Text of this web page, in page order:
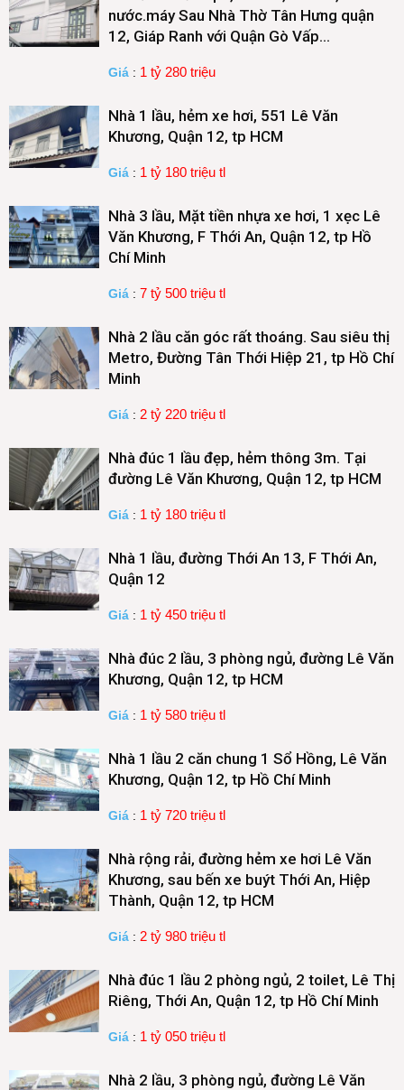
nước.máy Sau Nhà Thờ Tân Hưng quận
12, Giáp Ranh với Quận Gò Vấp…
Giá : 1 tỷ 280 triệu
Nhà 1 lầu, hẻm xe hơi, 551 Lê Văn
Khương, Quận 12, tp HCM
Giá : 1 tỷ 180 triệu tl
Nhà 3 lầu, Mặt tiền nhựa xe hơi, 1 xẹc Lê
Văn Khương, F Thới An, Quận 12, tp Hồ
Chí Minh
Giá : 7 tỷ 500 triệu tl
Nhà 2 lầu căn góc rất thoáng. Sau siêu thị
Metro, Đường Tân Thới Hiệp 21, tp Hồ Chí
Minh
Giá : 2 tỷ 220 triệu tl
Nhà đúc 1 lầu đẹp, hẻm thông 3m. Tại
đường Lê Văn Khương, Quận 12, tp HCM
Giá : 1 tỷ 180 triệu tl
Nhà 1 lầu, đường Thới An 13, F Thới An,
Quận 12
Giá : 1 tỷ 450 triệu tl
Nhà đúc 2 lầu, 3 phòng ngủ, đường Lê Văn
Khương, Quận 12, tp HCM
Giá : 1 tỷ 580 triệu tl
Nhà 1 lầu 2 căn chung 1 Sổ Hồng, Lê Văn
Khương, Quận 12, tp Hồ Chí Minh
Giá : 1 tỷ 720 triệu tl
Nhà rộng rải, đường hẻm xe hơi Lê Văn
Khương, sau bến xe buýt Thới An, Hiệp
Thành, Quận 12, tp HCM
Giá : 2 tỷ 980 triệu tl
Nhà đúc 1 lầu 2 phòng ngủ, 2 toilet, Lê Thị
Riêng, Thới An, Quận 12, tp Hồ Chí Minh
Giá : 1 tỷ 050 triệu tl
Nhà 2 lầu, 3 phòng ngủ, đường Lê Văn